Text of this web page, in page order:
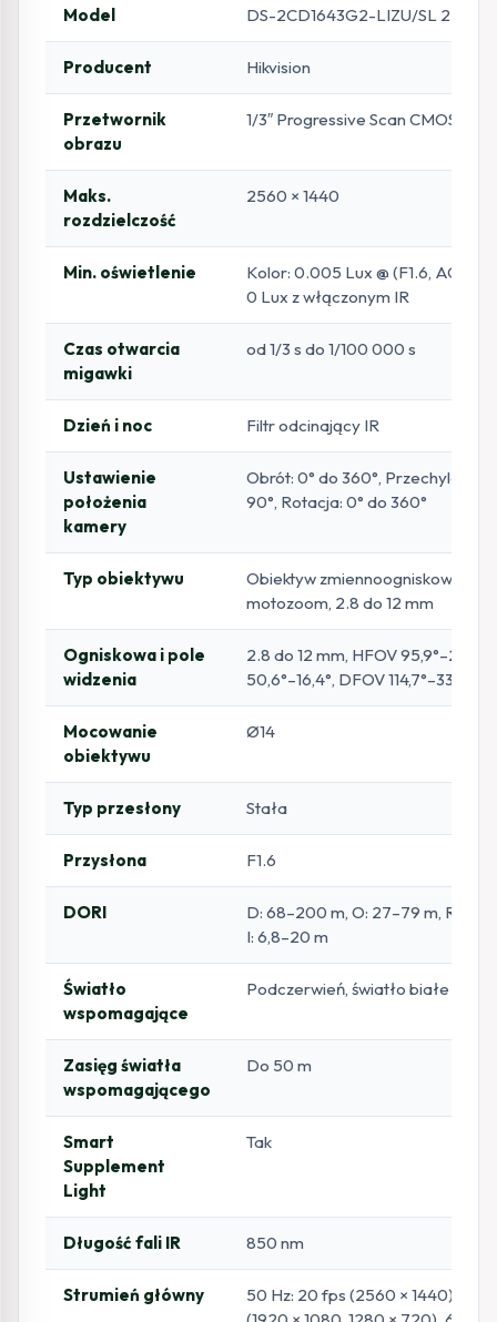
Model DS-2CD1643G2-LIZU/SL 2.8-
Producent Hikvision
Przetwornik
obrazu
1/3″ Progressive Scan CMOS
Maks.
rozdzielczość
2560 × 1440
Min. oświetlenie
Kolor: 0.005 Lux @ (F1.6, AGC
0 Lux z włączonym IR
Czas otwarcia
migawki
od 1/3 s do 1/100 000 s
Dzień i noc Filtr odcinający IR
Ustawienie
położenia
kamery
Obrót: 0° do 360°, Przechylenie:
90°, Rotacja: 0° do 360°
Typ obiektywu
Obiektyw zmiennoogniskowy,
motozoom, 2.8 do 12 mm
Ogniskowa i pole
widzenia
2.8 do 12 mm, HFOV 95,9°–29,2°,
50,6°–16,4°, DFOV 114,7°–33,5°
Mocowanie
obiektywu
Ø14
Typ przesłony Stała
Przysłona F1.6
DORI
D: 68–200 m, O: 27–79 m, R:
I: 6,8–20 m
Światło
wspomagające
Podczerwień, światło białe
Zasięg światła
wspomagającego
Do 50 m
Smart
Supplement
Light
Tak
Długość fali IR 850 nm
Strumień główny
50 Hz: 20 fps (2560 × 1440); 25